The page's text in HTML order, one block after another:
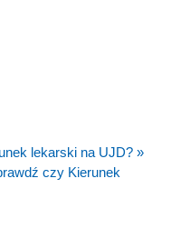
lekarski na UJD? »
czy Kierunek